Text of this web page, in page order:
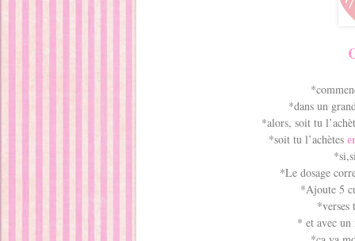
*dans un
*alors, soit tu
*soit tu l’achètes
*Le dosage
*Ajoute 5
* et avec